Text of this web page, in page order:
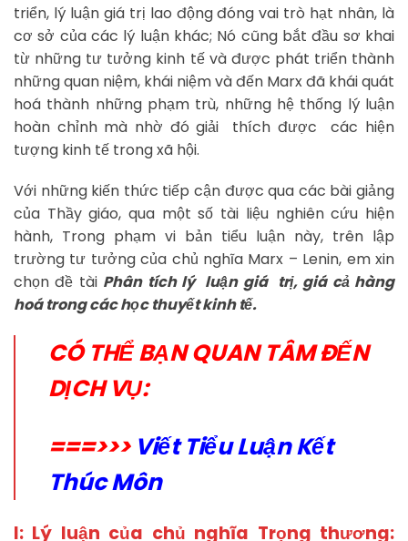
triển, lý luận giá trị lao động đóng vai trò hạt nhân, là
cơ sở của các lý luận khác; Nó cũng bắt đầu sơ khai
từ những tư tưởng kinh tế và được phát triển thành
những quan niệm, khái niệm và đến Marx đã khái quát
hoá thành những phạm trù, những hệ thống lý luận
hoàn chỉnh mà nhờ đó giải thích được các hiện
tượng kinh tế trong xã hội.
Với những kiến thức tiếp cận được qua các bài giảng
của Thầy giáo, qua một số tài liệu nghiên cứu hiện
hành, Trong phạm vi bản tiểu luận này, trên lập
trường tư tưởng của chủ nghĩa Marx – Lenin, em xin
chọn đề tài Phân tích lý luận giá trị, giá cả hàng
hoá trong các học thuyết kinh tế.
CÓ THỂ BẠN QUAN TÂM ĐẾN
DỊCH VỤ:
===>>> Viết Tiểu Luận Kết
Thúc Môn
I: Lý luận của chủ nghĩa Trọng thương: